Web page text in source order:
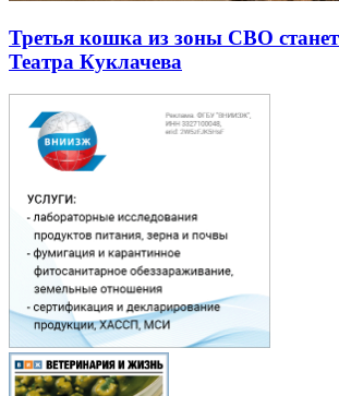
Третья кошка из зоны СВО станет
Театра Куклачева